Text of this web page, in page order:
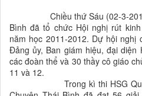
Chiều thứ Sáu (02-3-2012),
Bình đã tổ chức Hội nghị rút
năm học 2011-2012. Dự hội nghị
Đảng ủy, Ban giám hiệu, đại diện
các đoàn thể và 30 thầy cô giáo
11 và 12.
Trong kì thi HSG Quốc